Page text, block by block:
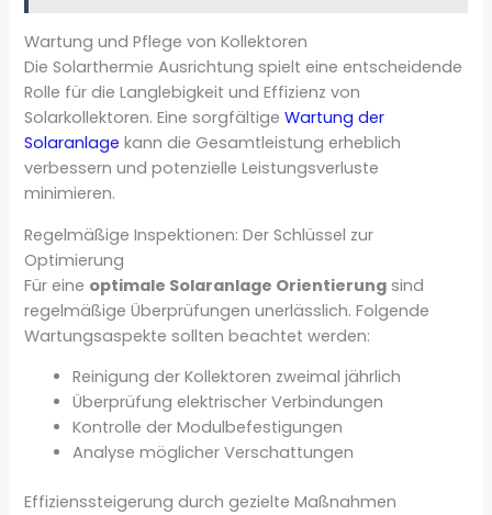
Wartung und Pflege von Kollektoren
Die Solarthermie Ausrichtung spielt eine entscheidende
Rolle für die Langlebigkeit und Effizienz von
Solarkollektoren. Eine sorgfältigeWartung der
Solaranlage kann die Gesamtleistung erheblich
verbessern und potenzielle Leistungsverluste
minimieren.
Regelmäßige Inspektionen: Der Schlüssel zur
Optimierung
Für eine optimale Solaranlage Orientierung sind
regelmäßige Überprüfungen unerlässlich. Folgende
Wartungsaspekte sollten beachtet werden:
Reinigung der Kollektoren zweimal jährlich
Überprüfung elektrischer Verbindungen
Kontrolle der Modulbefestigungen
Analyse möglicher Verschattungen
Effizienssteigerung durch gezielte Maßnahmen